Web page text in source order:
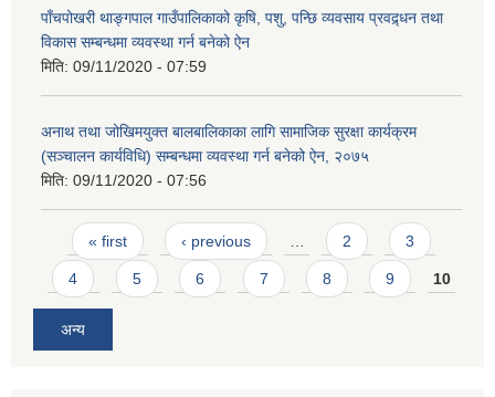
पाँचपोखरी थाङ्गपाल गाउँपालिकाको कृषि, पशु, पन्छि व्यवसाय प्रवद्र्धन तथा
विकास सम्बन्धमा व्यवस्था गर्न बनेको ऐन
मिति: 09/11/2020 - 07:59
अनाथ तथा जोखिमयुक्त बालबालिकाका लागि सामाजिक सुरक्षा कार्यक्रम
(सञ्चालन कार्यविधि) सम्बन्धमा व्यवस्था गर्न बनेको ऐन, २०७५
मिति: 09/11/2020 - 07:56
Pages
« first ‹ previous 2 3
4 5 6 7 8 9 10
अन्य